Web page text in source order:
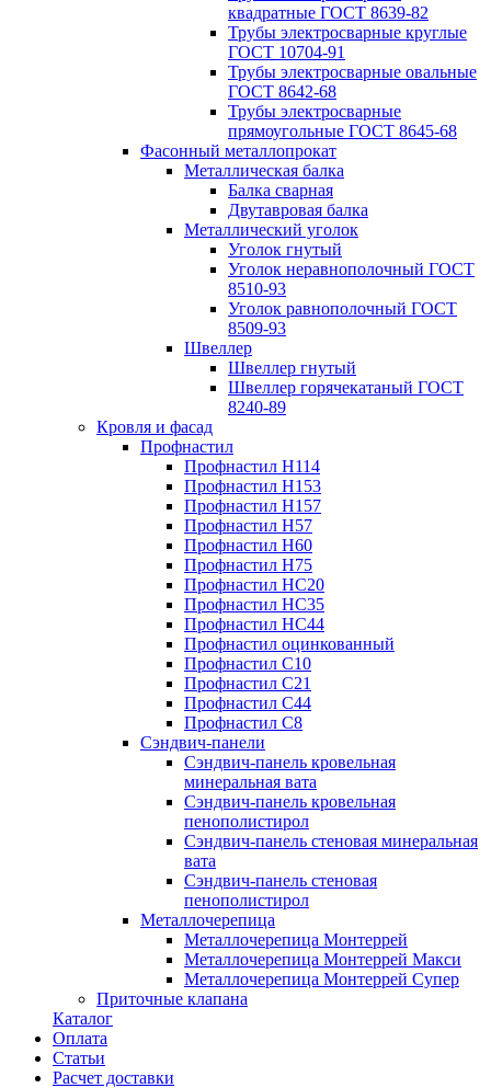
квадратные ГОСТ 8639-82
Трубы электросварные круглые
ГОСТ 10704-91
Трубы электросварные овальные
ГОСТ 8642-68
Трубы электросварные
прямоугольные ГОСТ 8645-68
Фасонный металлопрокат
Металлическая балка
Балка сварная
Двутавровая балка
Металлический уголок
Уголок гнутый
Уголок неравнополочный ГОСТ
8510-93
Уголок равнополочный ГОСТ
8509-93
Швеллер
Швеллер гнутый
Швеллер горячекатаный ГОСТ
8240-89
Кровля и фасад
Профнастил
Профнастил Н114
Профнастил Н153
Профнастил Н157
Профнастил Н57
Профнастил Н60
Профнастил Н75
Профнастил НС20
Профнастил НС35
Профнастил НС44
Профнастил оцинкованный
Профнастил С10
Профнастил С21
Профнастил С44
Профнастил С8
Сэндвич-панели
Сэндвич-панель кровельная
минеральная вата
Сэндвич-панель кровельная
пенополистирол
Сэндвич-панель стеновая минеральная
вата
Сэндвич-панель стеновая
пенополистирол
Металлочерепица
Металлочерепица Монтеррей
Металлочерепица Монтеррей Макси
Металлочерепица Монтеррей Супер
Приточные клапана
Каталог
Оплата
Статьи
Расчет доставки